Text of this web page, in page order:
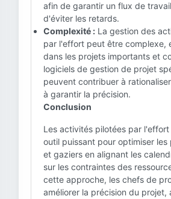
afin de garantir un flux de
d'éviter les retards.
Complexité : La gestion des
par l'effort peut être complexe,
dans les projets importants et
logiciels de gestion de projet
peuvent contribuer à
à garantir la précision.
Conclusion
Les activités pilotées par
outil puissant pour optimiser
et gaziers en alignant les
sur les contraintes des
cette approche, les chefs de
améliorer la précision du projet,